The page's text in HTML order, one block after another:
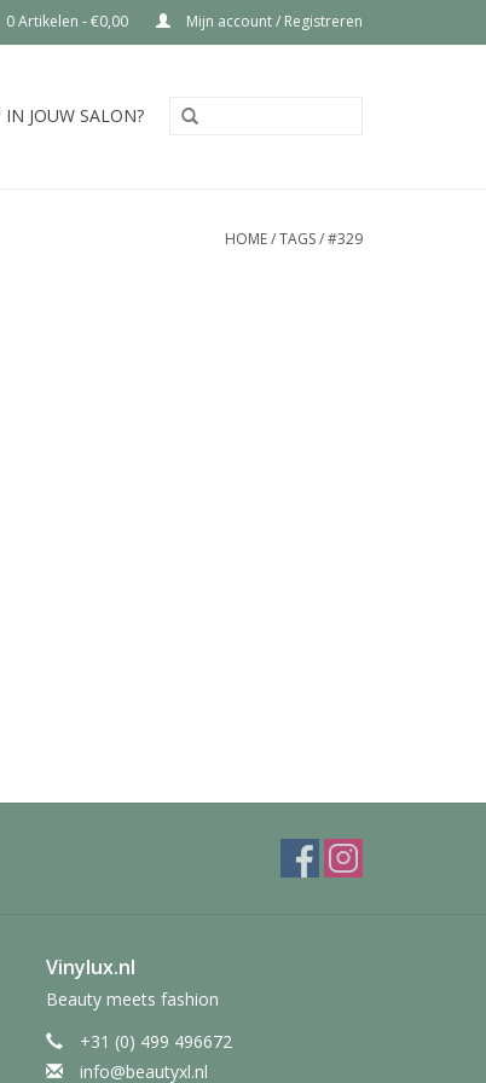
0 Artikelen - €0,00 Mijn account / Registreren
JOUW SALON?
HOME/TAGS/#329
Vinylux.nl
Beauty meets fashion
+31 (0) 499 496672
info@beautyxl.nl